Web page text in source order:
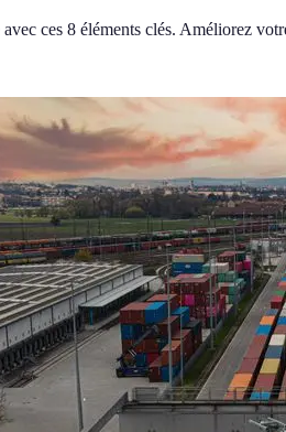
ces 8 éléments clés. Améliorez